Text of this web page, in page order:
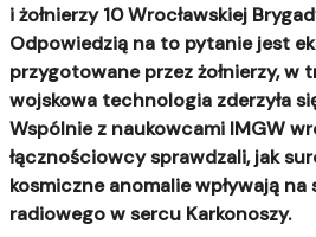
i żołnierzy 10 Wrocławskiej
Odpowiedzią na to pytanie jest
przygotowane przez żołnierzy, w
wojskowa technologia zderzyła
Wspólnie z naukowcami IMGW
łącznościowcy sprawdzali, jak
kosmiczne anomalie wpływają na
radiowego w sercu Karkonoszy.